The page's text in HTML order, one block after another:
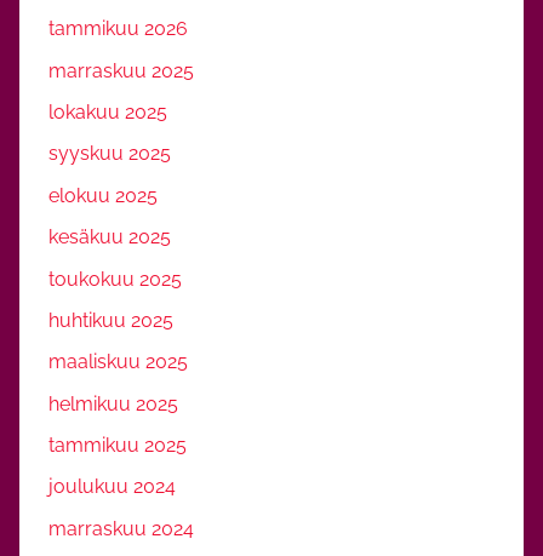
tammikuu 2026
marraskuu 2025
lokakuu 2025
syyskuu 2025
elokuu 2025
kesäkuu 2025
toukokuu 2025
huhtikuu 2025
maaliskuu 2025
helmikuu 2025
tammikuu 2025
joulukuu 2024
marraskuu 2024